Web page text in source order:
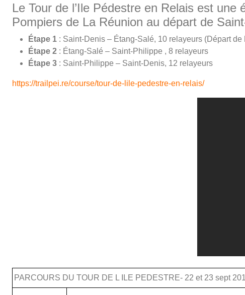
Le Tour de l’Ile Pédestre en Relais est
Pompiers de La Réunion au départ de
Étape 1 : Saint-Denis – Étang-Salé, 10 relayeurs (Départ
Étape 2 : Étang-Salé – Saint-Philippe , 8 relayeurs
Étape 3 : Saint-Philippe – Saint-Denis, 12 relayeurs
https://trailpei.re/course/tour-de-lile-pedestre-en-relais/
PARCOURS DU TOUR DE L ILE PEDESTRE- 22 et 23 sept